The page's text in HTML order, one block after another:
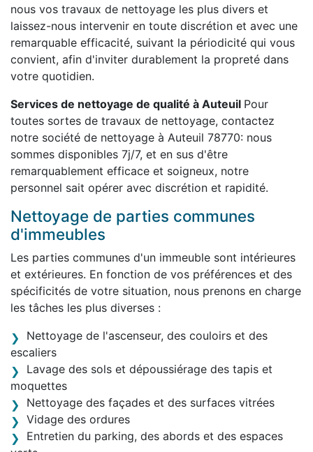
nous vos travaux de nettoyage les plus divers et
laissez-nous intervenir en toute discrétion et avec une
remarquable efficacité, suivant la périodicité qui vous
convient, afin d'inviter durablement la propreté dans
votre quotidien.
Services de nettoyage de qualité à Auteuil Pour
toutes sortes de travaux de nettoyage, contactez
notre société de nettoyage à Auteuil 78770: nous
sommes disponibles 7j/7, et en sus d'être
remarquablement efficace et soigneux, notre
personnel sait opérer avec discrétion et rapidité.
Nettoyage de parties communes
d'immeubles
Les parties communes d'un immeuble sont intérieures
et extérieures. En fonction de vos préférences et des
spécificités de votre situation, nous prenons en charge
les tâches les plus diverses :
Nettoyage de l'ascenseur, des couloirs et des
escaliers
Lavage des sols et dépoussiérage des tapis et
moquettes
Nettoyage des façades et des surfaces vitrées
Vidage des ordures
Entretien du parking, des abords et des espaces